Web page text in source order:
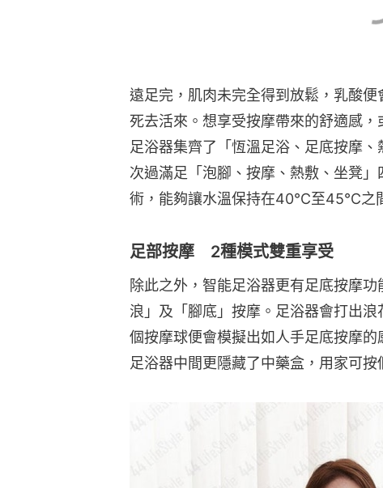
遠足完，肌肉未完全得到放鬆，乳酸
死去活來。想享受按摩帶來的舒適感
足浴器集齊了「恆溫足浴、足底按摩
次過滿足「泡腳、按摩、熱敷、坐凳
術，能夠讓水溫保持在40℃至45℃之
足部按摩 2種模式雙重享受
除此之外，智能足浴器更有足底按摩
浪」及「腳底」按摩。足浴器會打出
個按摩球便會模擬出如人手足底按摩
足浴器中間更隱藏了中藥盒，用家可